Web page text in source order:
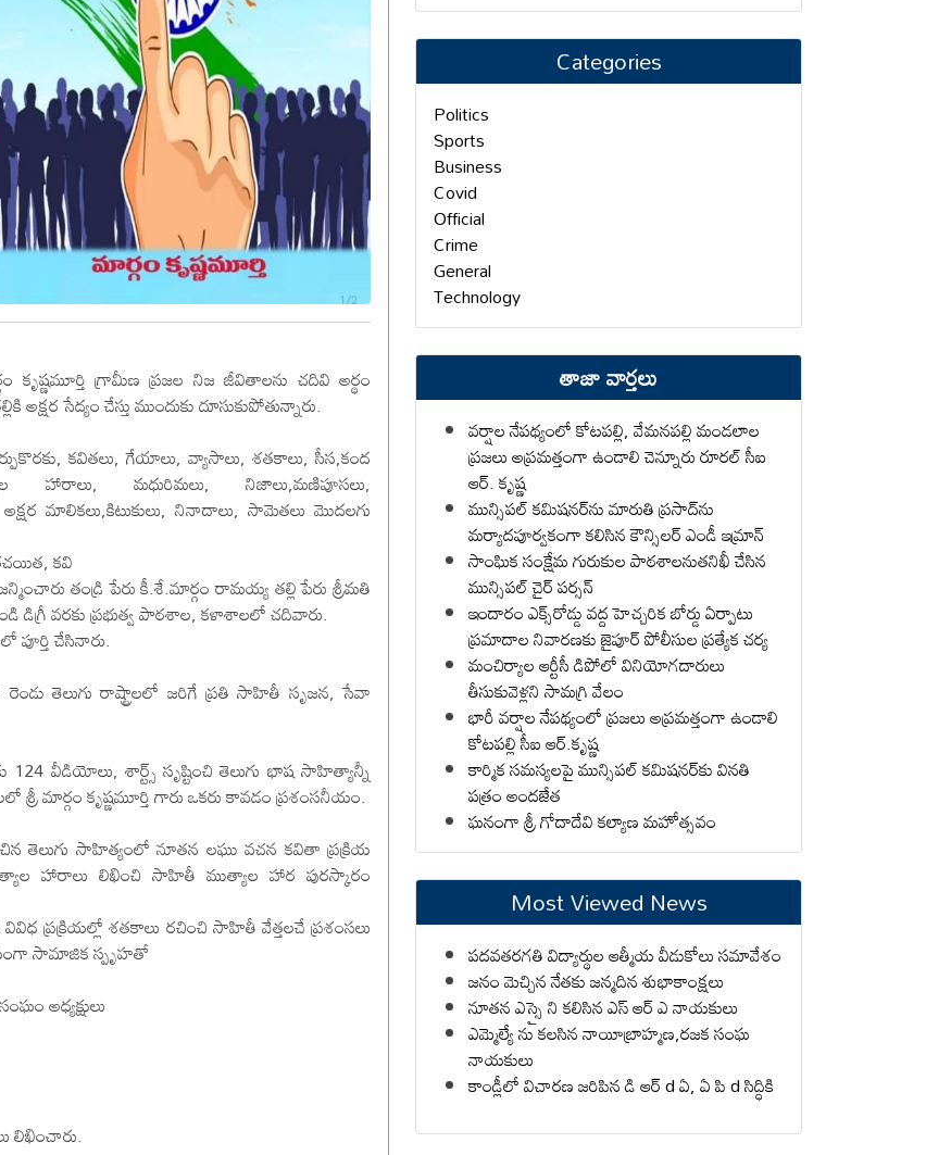
కృష్ణమూర్తి గ్రామీణ ప్రజల ‌నిజ జీవితాలను చదివి అర్థం
అక్షర సేద్యం చేస్తు ముందుకు దూసుకుపోతున్నారు.
కవితలు, గేయాలు, వ్యాసాలు, శతకాలు, సీస,కంద
హారాలు, మధురిమలు, నిజాలు,మణిపూసలు,
మాలికలు,కిటుకులు, నినాదాలు, సామెతలు మొదలగు
కవి
తండ్రి పేరు కీ.శే.మార్గం రామయ్య తల్లి పేరు శ్రీమతి
డిగ్రీ వరకు ప్రభుత్వ పాఠశాల, కళాశాలలో చదివారు.
పూర్తి చేసినారు.
తెలుగు రాష్ట్రాలలో జరిగే ప్రతి సాహితీ సృజన, సేవా
వీడియోలు, శార్ట్స్ సృష్టించి తెలుగు భాష సాహిత్యాన్నీ
శ్రీ మార్గం కృష్ణమూర్తి గారు ఒకరు కావడం ప్రశంసనీయం.
తెలుగు సాహిత్యంలో నూతన లఘు వచన కవితా ప్రక్రియ
హారాలు లిఖించి‌ సాహితీ ముత్యాల హార పురస్కారం
ప్రక్రియల్లో శతకాలు రచించి సాహితీ వేత్తలచే ప్రశంసలు
సామాజిక స్పృహతో
అధ్యక్షులు
లిఖించారు.
Categories
Politics
Sports
Business
Covid
Official
Crime
General
Technology
తాజా వార్తలు
వర్షాల నేపథ్యంలో కోటపల్లి, వేమనపల్లి మండలాల
ప్రజలు అప్రమత్తంగా ఉండాలి చెన్నూరు రూరల్ సీఐ
ఆర్. కృష్ణ
మున్సిపల్ కమిషనర్‌ను మారుతి ప్రసాద్‌ను
మర్యాదపూర్వకంగా కలిసిన కౌన్సిలర్ ఎండీ ఇమ్రాన్ ​
సాంఘిక సంక్షేమ గురుకుల పాఠశాలనుతనిఖీ చేసిన
మున్సిపల్ చైర్ పర్సన్
ఇందారం ఎక్స్‌రోడ్డు వద్ద హెచ్చరిక బోర్డు ఏర్పాటు
ప్రమాదాల నివారణకు జైపూర్ పోలీసుల ప్రత్యేక చర్య
మంచిర్యాల ఆర్టీసీ డిపోలో వినియోగదారులు
తీసుకువెళ్లని సామగ్రి వేలం
భారీ వర్షాల నేపథ్యంలో ప్రజలు అప్రమత్తంగా ఉండాలి
కోటపల్లి సీఐ ఆర్.కృష్ణ
కార్మిక సమస్యలపై మున్సిపల్ కమిషనర్‌కు వినతి
పత్రం అందజేత
ఘనంగా శ్రీ గోదాదేవి కల్యాణ మహోత్సవం
Most Viewed News
పదవతరగతి విద్యార్థుల ఆత్మీయ వీడుకోలు సమావేశం
జనం మెచ్చిన నేతకు జన్మదిన శుభాకాంక్షలు
నూతన ఎస్సై ని కలిసిన ఎస్ ఆర్ ఎ నాయకులు
ఎమ్మెల్యే ను కలసిన నాయీబ్రాహ్మణ,రజక సంఘ
నాయకులు
కాండ్లీలో విచారణ జరిపిన డి ఆర్ d ఏ, ఏ పి d సిద్ధికి